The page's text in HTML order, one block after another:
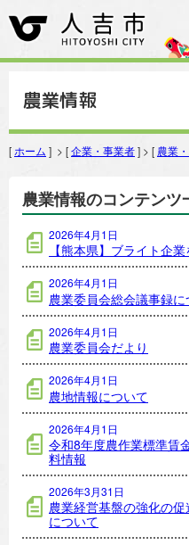
農業情報
[ ホーム ] > [企業・事業者] > [ 農業
農業情報のコンテンツ
2026年4月1日
【熊本県】ブライト企
2026年4月1日
農業委員会総会議事録に
2026年4月1日
農業委員会だより
2026年4月1日
農地情報について
2026年4月1日
令和8年度農作業標準賃
料情報
2026年3月31日
農業経営基盤の強化の
について